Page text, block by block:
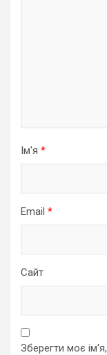
Ім'я *
Email *
Сайт
Зберегти моє